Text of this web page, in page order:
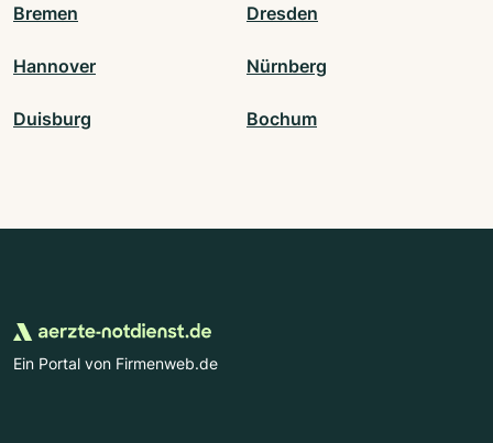
Bremen Dresden
Hannover Nürnberg
Duisburg Bochum
Ein Portal von Firmenweb.de